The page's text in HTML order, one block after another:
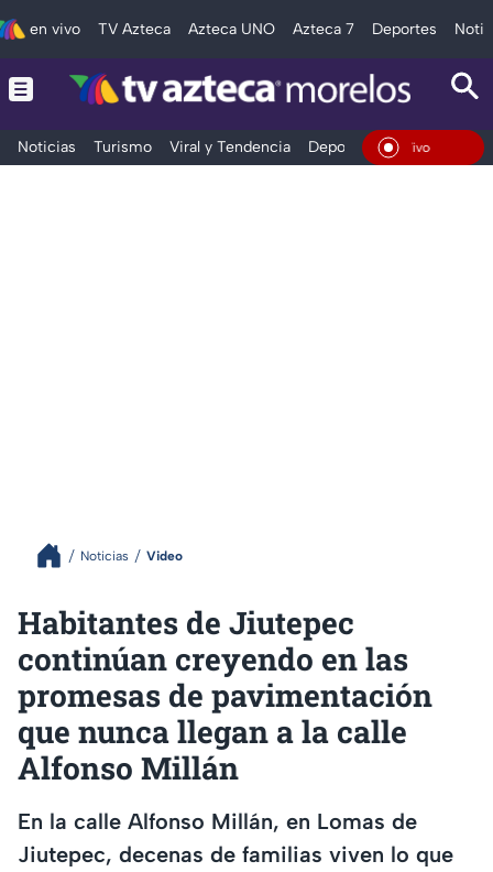
en vivo TV Azteca Azteca UNO Azteca 7 Deportes
Noticias Turismo Viral y Tendencia Deportes Espectáculos
En Vivo
Noticias Video
Habitantes de Jiutepec
continúan creyendo en las
promesas de pavimentación
que nunca llegan a la calle
Alfonso Millán
En la calle Alfonso Millán, en Lomas de
Jiutepec, decenas de familias viven lo que